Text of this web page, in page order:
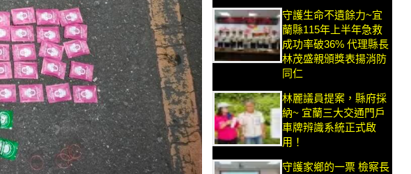
守護生命不遺餘力~宜
蘭縣115年上半年急救
成功率破36% 代理縣長
林茂盛親頒獎表揚消防
同仁
林麗議員提案，縣府採
納~ 宜蘭三大交通門戶
車牌辨識系統正式啟
用！
守護家鄉的一票 檢察長